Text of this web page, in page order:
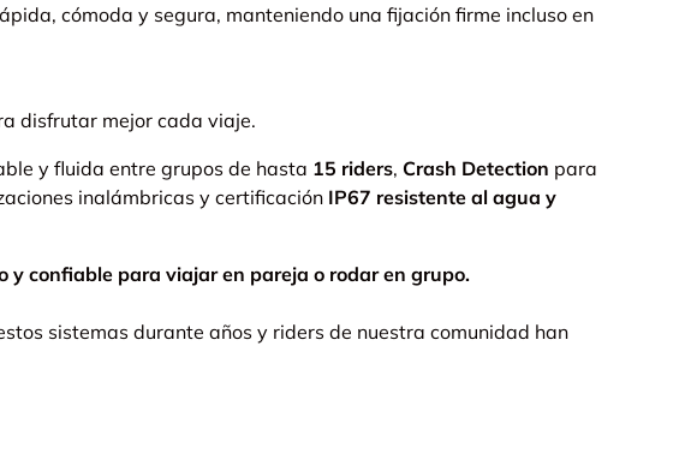
cómoda y segura, manteniendo una fijación firme incluso en
disfrutar mejor cada viaje.
y fluida entre grupos de hasta 15 riders, Crash Detection para
inalámbricas y certificación IP67 resistente al agua y
y confiable para viajar en pareja o rodar en grupo.
sistemas durante años y riders de nuestra comunidad han